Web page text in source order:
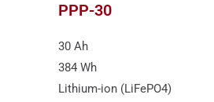
PPP-30
30 Ah
384 Wh
Lithium-ion (LiFePO4)